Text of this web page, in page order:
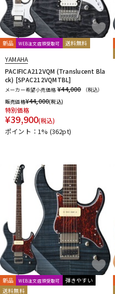
新品 WEB注文店頭受取可 送料無料
YAMAHA
PACIFICA212VQM (Translucent Bla
ck) [SPAC212VQMTBL]
メーカー希望小売価格 ¥44,000
（税込）
販売価格¥44,000(税込)
特別価格
¥39,900(税込)
ポイント：1% (362pt)
新品 WEB注文店頭受取可
弾きやすい
送料無料